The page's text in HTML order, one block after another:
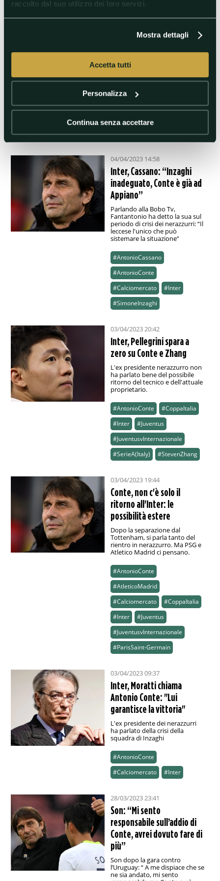
raccolto dal suo utilizzo dei loro servizi.
Mostra dettagli
Accetta tutti
Personalizza
Continua senza accettare
#NapolivInternazionale
#SerieA
#SerieA(Italy)
Conte e Buffon
L'ex attaccante bianconero:
"Dopo il suo addio, i giocatori
respiravano e sorridevano"
#GianluigiBuffon
#Juventus
04/04/2023 14:58
Inter, Cassano: “Inzaghi
inadeguato, Conte è già ad
Appiano”
Parlando alla Bobo Tv,
Fantantonio ha detto la sua sul
periodo di crisi dei nerazzurri: “Il
leccese l'unico che può
sistemare la situazione”
#AntonioCassano
#AntonioConte
#Calciomercato
#Inter
#SimoneInzaghi
03/04/2023 20:42
Inter, Pellegrini spara a
zero su Conte e Zhang
L'ex presidente nerazzurro non
ha parlato bene del possibile
ritorno del tecnico e dell'attuale
proprietario.
#AntonioConte
#CoppaItalia
#Inter
#Juventus
#JuventusvInternazionale
#SerieA(Italy)
#StevenZhang
03/04/2023 19:44
Conte, non c'è solo il
ritorno all'Inter: le
possibilità estere
Dopo la separazione dal
Tottenham, si parla tanto del
rientro in nerazzurro. Ma PSG e
Atletico Madrid ci pensano.
#AntonioConte
#AtleticoMadrid
#Calciomercato
#CoppaItalia
#Inter
#Juventus
#JuventusvInternazionale
#ParisSaint-Germain
03/04/2023 09:37
Inter, Moratti chiama
Antonio Conte: "Lui
garantisce la vittoria"
L'ex presidente dei nerazzurri
ha parlato della crisi della
squadra di Inzaghi
#AntonioConte
#Calciomercato
#Inter
28/03/2023 23:41
Son: “Mi sento
responsabile sull’addio di
Conte, avrei dovuto fare di
più”
Son dopo la gara contro
l’Uruguay: “ A me dispiace che se
ne sia andato, mi sento